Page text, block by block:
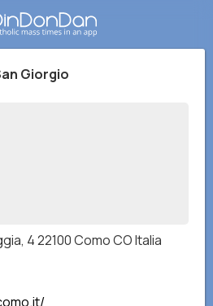
Giorgio
4 22100 Como CO Italia